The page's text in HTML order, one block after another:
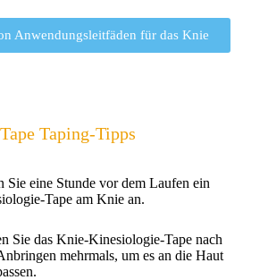
Anwendungsleitfäden für das Knie
Taping-Tipps
Sie eine Stunde vor dem Laufen ein
Tape am Knie an.
Sie das Knie-Kinesiologie-Tape nach
mehrmals, um es an die Haut